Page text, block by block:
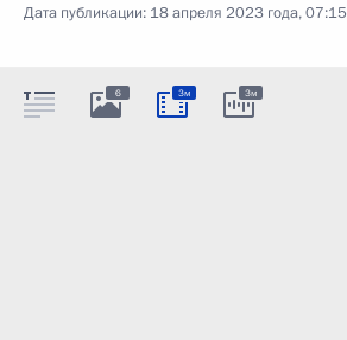
Дата публикации: 18 апреля 2023 года, 07:15
6 3м 3м